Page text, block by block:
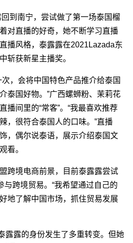
南宁，尝试做了第一场泰国榴
对直播的好奇，她不断学习直播
播风格，泰露露在2021Lazada东
斩获新星主播奖。
，会将中国特色产品推介给泰国
泰国好物。”广西螺蛳粉、茉莉花
播间里的“常客”。“我最喜欢推荐
，很符合泰国人的口味。”直播
，偶尔说泰语，展示介绍泰国文
看。
境电商前景，目前泰露露尝试
与跨境贸易。“我希望通过自己的
地了解中国市场，抓住贸易发展
露的身份发生了多重转变。但她